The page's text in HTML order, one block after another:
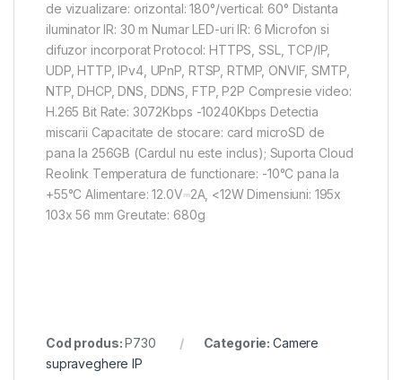
de vizualizare: orizontal: 180°/vertical: 60° Distanta
iluminator IR: 30 m Numar LED-uri IR: 6 Microfon si
difuzor incorporat Protocol: HTTPS, SSL, TCP/IP,
UDP, HTTP, IPv4, UPnP, RTSP, RTMP, ONVIF, SMTP,
NTP, DHCP, DNS, DDNS, FTP, P2P Compresie video:
H.265 Bit Rate: 3072Kbps -10240Kbps Detectia
miscarii Capacitate de stocare: card microSD de
pana la 256GB (Cardul nu este inclus); Suporta Cloud
Reolink Temperatura de functionare: -10°C pana la
+55°C Alimentare: 12.0V⎓2A, <12W Dimensiuni: 195x
103x 56 mm Greutate: 680g
Cod produs:P730 Categorie: Camere
supraveghere IP